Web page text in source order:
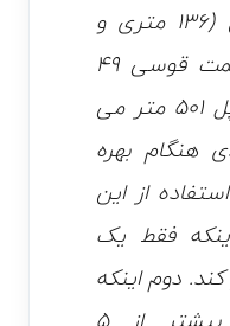
دارای دو قسمت معلق (۱۳۶ متری و
۱۳۰ متری) و سه قسمت قوسی ۴۹
متری است. طول کل پل ۵۰۱ متر می
هنگام بهره‌
از این
فقط یک
دوم اینکه